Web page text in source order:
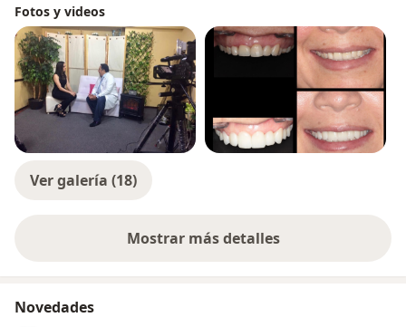
Fotos y videos
Ver galería (18)
Mostrar más detalles
sobre la experiencia
Novedades